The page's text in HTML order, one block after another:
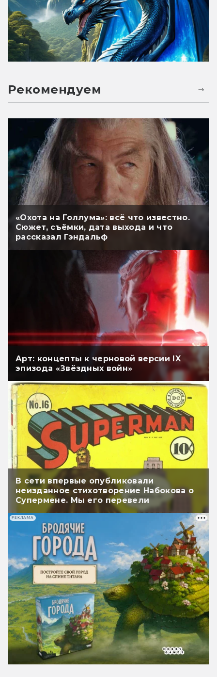
Рекомендуем
«Охота на Голлума»: всё что известно.
Сюжет, съёмки, дата выхода и что
рассказал Гэндальф
Арт: концепты к черновой версии IX
эпизода «Звёздных войн»
В сети впервые опубликовали
неизданное стихотворение Набокова о
Супермене. Мы его перевели
РЕКЛАМА